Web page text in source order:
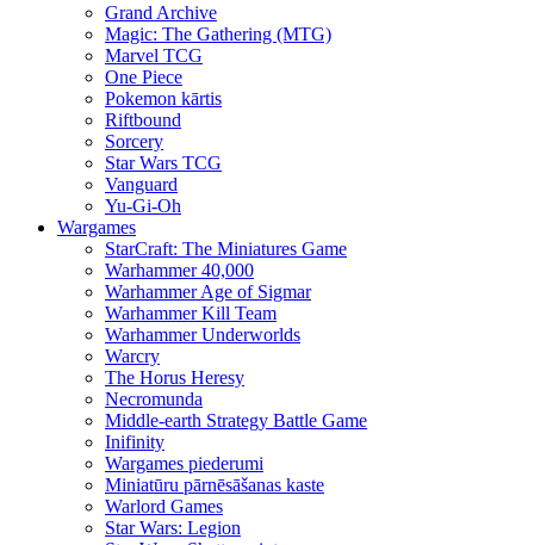
Grand Archive
Magic: The Gathering (MTG)
Marvel TCG
One Piece
Pokemon kārtis
Riftbound
Sorcery
Star Wars TCG
Vanguard
Yu-Gi-Oh
Wargames
StarCraft: The Miniatures Game
Warhammer 40,000
Warhammer Age of Sigmar
Warhammer Kill Team
Warhammer Underworlds
Warcry
The Horus Heresy
Necromunda
Middle-earth Strategy Battle Game
Inifinity
Wargames piederumi
Miniatūru pārnēsāšanas kaste
Warlord Games
Star Wars: Legion